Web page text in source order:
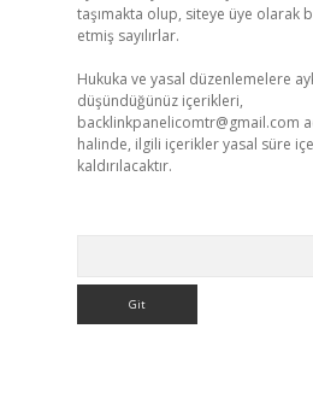
taşımakta olup, siteye üye olarak
etmiş sayılırlar.
Hukuka ve yasal düzenlemelere
düşündüğünüz içerikleri,
backlinkpanelicomtr@gmail.com
halinde, ilgili içerikler yasal süre
kaldırılacaktır.